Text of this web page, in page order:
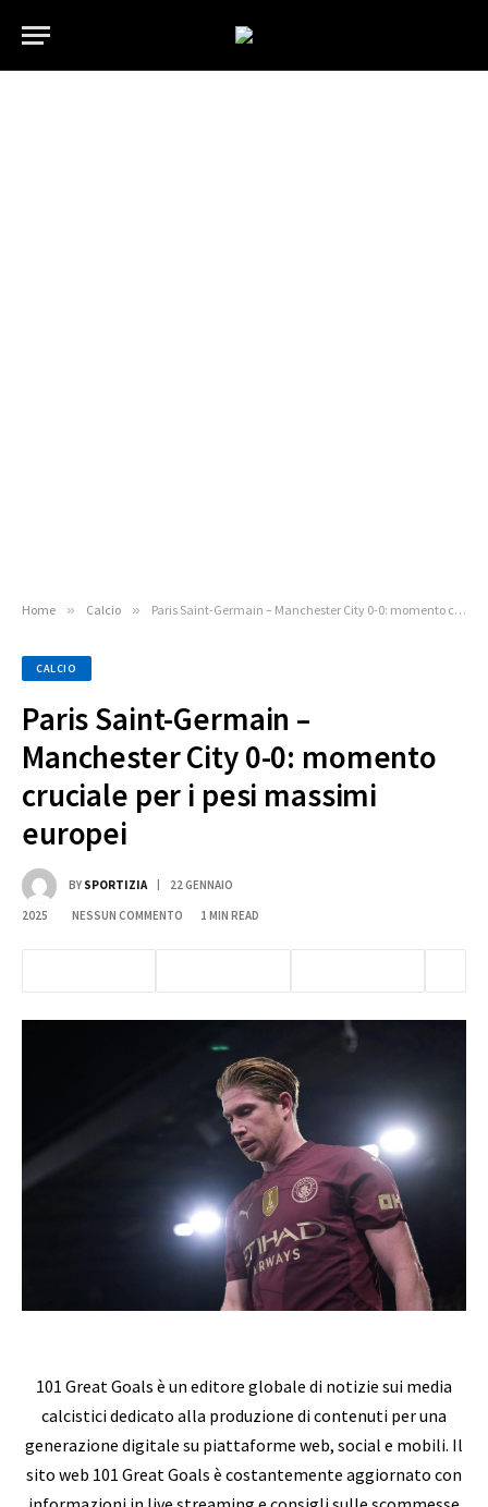
Home » Calcio » Paris Saint-Germain – Manchester City 0-0: momento cruciale per i pesi massimi europei
CALCIO
Paris Saint-Germain –
Manchester City 0-0: momento
cruciale per i pesi massimi
europei
BY SPORTIZIA 22 GENNAIO
2025 NESSUN COMMENTO 1 MIN READ
101 Great Goals è un editore globale di notizie sui media
calcistici dedicato alla produzione di contenuti per una
generazione digitale su piattaforme web, social e mobili. Il
sito web 101 Great Goals è costantemente aggiornato con